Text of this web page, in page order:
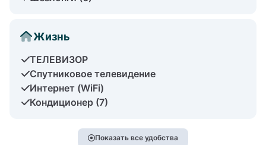
Жизнь
ТЕЛЕВИЗОР
Спутниковое телевидение
Интернет (WiFi)
Кондиционер (7)
Показать все удобства